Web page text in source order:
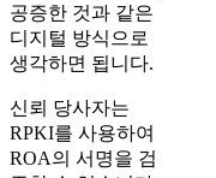
공증한 것과 같은
디지털 방식으로
생각하면 됩니다.
신뢰 당사자는
RPKI를 사용하여
ROA의 서명을 검